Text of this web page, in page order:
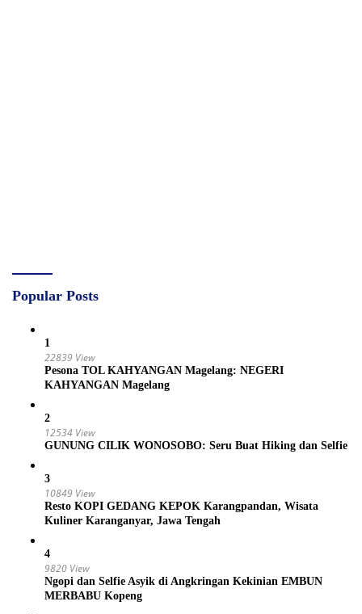
Popular Posts
1
22839 View
Pesona TOL KAHYANGAN Magelang: NEGERI
KAHYANGAN Magelang
2
12534 View
GUNUNG CILIK WONOSOBO: Seru Buat Hiking dan Selfie
3
10849 View
Resto KOPI GEDANG KEPOK Karangpandan, Wisata
Kuliner Karanganyar, Jawa Tengah
4
9820 View
Ngopi dan Selfie Asyik di Angkringan Kekinian EMBUN
MERBABU Kopeng